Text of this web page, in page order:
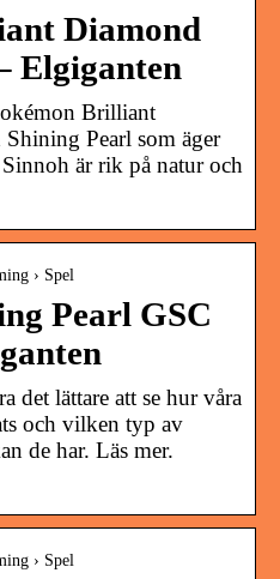
Diamond
Elgiganten
Brilliant
Pearl som äger
är rik på natur och
› Spel
Pearl GSC
det lättare att se hur våra
och vilken typ av
de har. Läs mer.
› Spel